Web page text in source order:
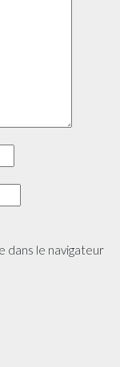
dans le navigateur